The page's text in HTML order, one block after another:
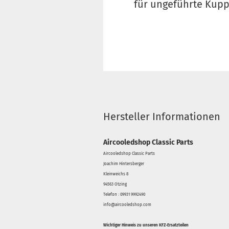
für ungeführte
Hersteller Informationen
Aircooledshop Classic Parts
Aircooledshop Classic Parts
Joachim Hintersberger
Kleinweichs 8
94563 Otzing
Telefon : 09931 9992490
info@aircooledshop.com
Wichtiger Hinweis zu unseren KFZ-Ersatzteilen